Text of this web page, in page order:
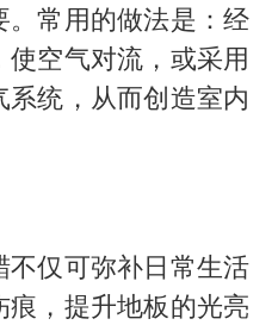
常用的做法是：经
空气对流，或采用
统，从而创造室内
仅可弥补日常生活
，提升地板的光亮